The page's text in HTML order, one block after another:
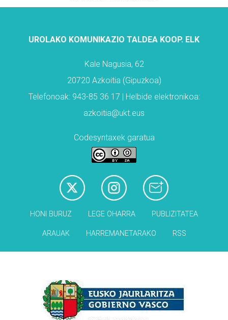
UROLAKO KOMUNIKAZIO TALDEA KOOP. ELK
Kale Nagusia, 62
20720 Azkoitia (Gipuzkoa)
Telefonoak: 943-85 36 17 | Helbide elektronikoa:
azkoitia@ukt.eus
Codesyntaxek garatua
HONI BURUZ LEGE OHARRA PUBLIZITATEA
ARAUAK HARREMANETARAKO RSS